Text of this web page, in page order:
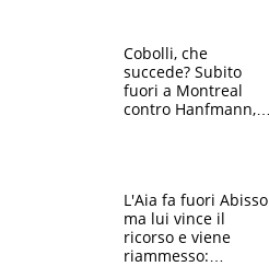
Cobolli, che
succede? Subito
fuori a Montreal
contro Hanfmann,
L'Aia fa fuori Abisso
ma lui vince il
ricorso e viene
riammesso: